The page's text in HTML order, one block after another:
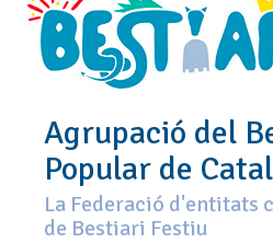
Agrupació del
Popular de
La Federació d'entitats
de Bestiari Festiu